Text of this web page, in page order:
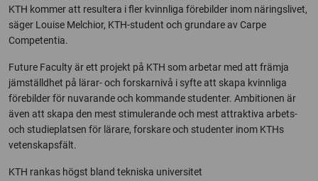
KTH kommer att resultera i fler kvinnliga förebilder inom näringslivet,
säger Louise Melchior, KTH-student och grundare av Carpe
Competentia.
Future Faculty är ett projekt på KTH som arbetar med att främja
jämställdhet på lärar- och forskarnivå i syfte att skapa kvinnliga
förebilder för nuvarande och kommande studenter. Ambitionen är
även att skapa den mest stimulerande och mest attraktiva arbets-
och studieplatsen för lärare, forskare och studenter inom KTHs
vetenskapsfält.
KTH rankas högst bland tekniska universitet